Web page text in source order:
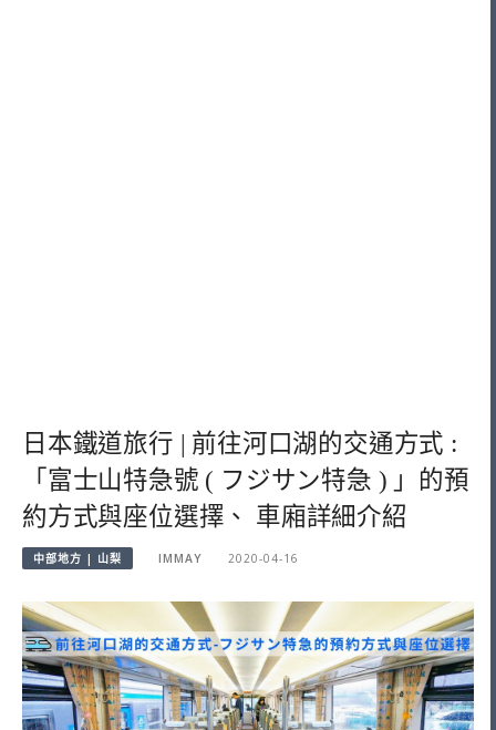
日本鐵道旅行 | 前往河口湖的交通方式 :
「富士山特急號 ( フジサン特急 ) 」的預
約方式與座位選擇、 車廂詳細介紹
中部地方 | 山梨 IMMAY 2020-04-16